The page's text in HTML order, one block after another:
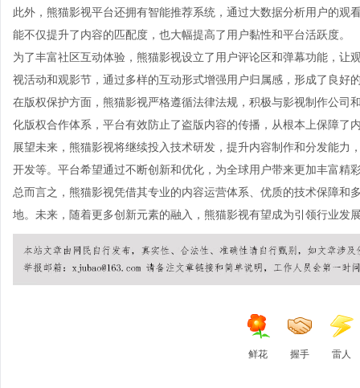
此外，熊猫影视平台还拥有智能推荐系统，通过大数据分析用户的
能不仅提升了内容的匹配度，也大幅提高了用户黏性和平台活跃度。
为了丰富社区互动体验，熊猫影视设立了用户评论区和弹幕功能，
视活动和观影节，通过多样的互动形式增强用户归属感，形成了良好
在版权保护方面，熊猫影视严格遵循法律法规，积极与影视制作公司
化版权合作体系，平台有效防止了盗版内容的传播，从根本上保障了
展望未来，熊猫影视将继续投入技术研发，提升内容制作和分发能
开发等。平台希望通过不断创新和优化，为全球用户带来更加丰富精
总而言之，熊猫影视凭借其专业的内容运营体系、优质的技术保障
地。未来，随着更多创新元素的融入，熊猫影视有望成为引领行业发
鲜花 握手 雷人